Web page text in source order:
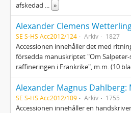
afskedad ... »
Alexander Clemens
SE S-HS Acc2012/124 Arkiv 1827
Accessionen innehåller det med
försedda manuskriptet "Om
raffineringen i Frankrike", m.m. (10
SE S-HS Acc2012/109 Arkiv 1755
Accessionen innehåller en